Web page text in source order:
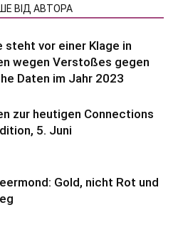
ВІД АВТОРА
steht vor einer Klage in
wegen Verstoßes gegen
Daten im Jahr 2023
zur heutigen Connections
5. Juni
Gold, nicht Rot und